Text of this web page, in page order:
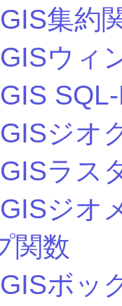
集約
ウィ
ジオ
ラス
ジオ
関数
ボッ